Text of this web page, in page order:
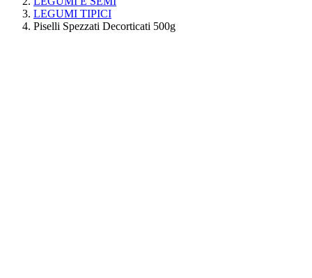
LEGUMI TIPICI
Piselli Spezzati Decorticati 500g